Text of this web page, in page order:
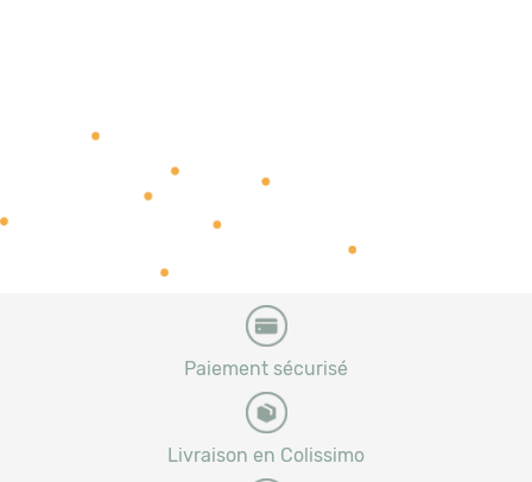
Paiement sécurisé
Livraison en Colissimo